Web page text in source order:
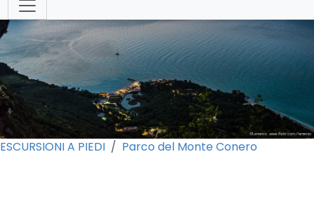
ESCURSIONI A PIEDI Parco del Monte Conero